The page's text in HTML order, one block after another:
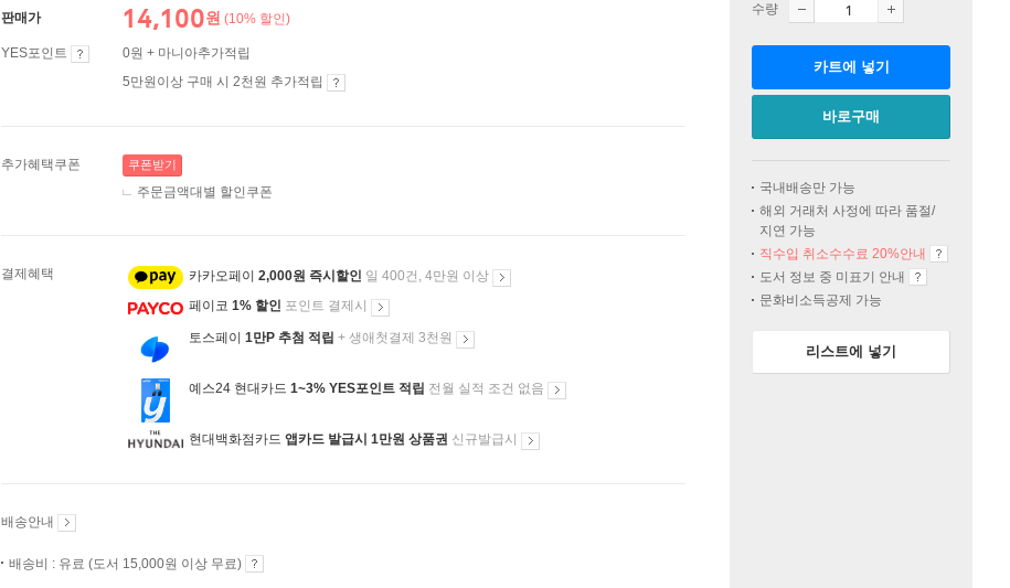
판매가 14,100원 (10% 할인)
YES포인트
0원 + 마니아추가적립
5만원이상 구매 시 2천원 추가적립
추가혜택쿠폰 쿠폰받기
주문금액대별 할인쿠폰
결제혜택 카카오페이 2,000원 즉시할인 일 400건, 4만원 이상
페이코 1% 할인 포인트 결제시
토스페이 1만P 추첨 적립 + 생애첫결제 3천원
예스24 현대카드 1~3% YES포인트 적립 전월 실적 조건 없음
현대백화점카드 앱카드 발급시 1만원 상품권 신규발급시
배송안내
배송비 : 유료 (도서 15,000원 이상 무료)
수량
카트에 넣기
바로구매
국내배송만 가능
해외 거래처 사정에 따라 품절/
지연 가능
직수입 취소수수료 20%안내
도서 정보 중 미표기 안내
문화비소득공제 가능
리스트에 넣기